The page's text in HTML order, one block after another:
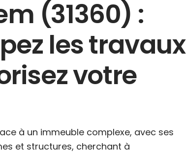
(31360) :
les travaux
votre
à un immeuble complexe, avec ses
et structures, cherchant à